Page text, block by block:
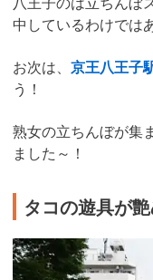
中しているわけでは
お次は、 京王八王子
う！
熟女の立ちんぼが集
ました～！
タコの遊具が